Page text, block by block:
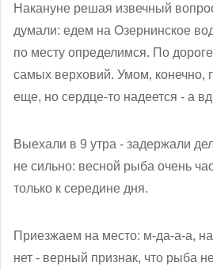
Накануне решая извечный
думали: едем на Озернинское
по месту определимся. По
самых верховий. Умом, конечно,
еще, но сердце-то надеется - а
Выехали в 9 утра - задержали
не сильно: весной рыба очень
только к середине дня.
Приезжаем на место: м-да-а-а,
нет - верный признак, что рыба